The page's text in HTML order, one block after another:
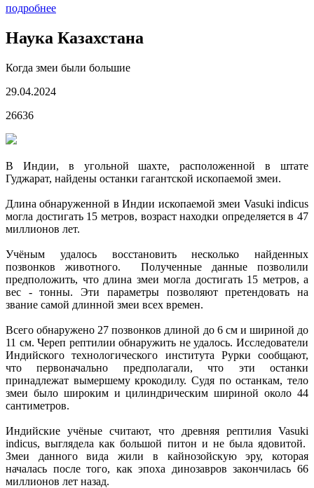
подробнее
Наука Казахстана
Когда змеи были большие
29.04.2024
26636
В Индии, в угольной шахте, расположенной в штате
Гуджарат, найдены останки гагантской ископаемой змеи.
Длина обнаруженной в Индии ископаемой змеи Vasuki indicus
могла достигать 15 метров, возраст находки определяется в 47
миллионов лет.
Учёным удалось восстановить несколько найденных
позвонков животного. Полученные данные позволили
предположить, что длина змеи могла достигать 15 метров, а
вес - тонны. Эти параметры позволяют претендовать на
звание самой длинной змеи всех времен.
Всего обнаружено 27 позвонков длиной до 6 см и шириной до
11 см. Череп рептилии обнаружить не удалось. Исследователи
Индийского технологического института Рурки сообщают,
что первоначально предполагали, что эти останки
принадлежат вымершему крокодилу. Судя по останкам, тело
змеи было широким и цилиндрическим шириной около 44
сантиметров.
Индийские учёные считают, что древняя рептилия Vasuki
indicus, выглядела как большой питон и не была ядовитой.
Змеи данного вида жили в кайнозойскую эру, которая
началась после того, как эпоха динозавров закончилась 66
миллионов лет назад.